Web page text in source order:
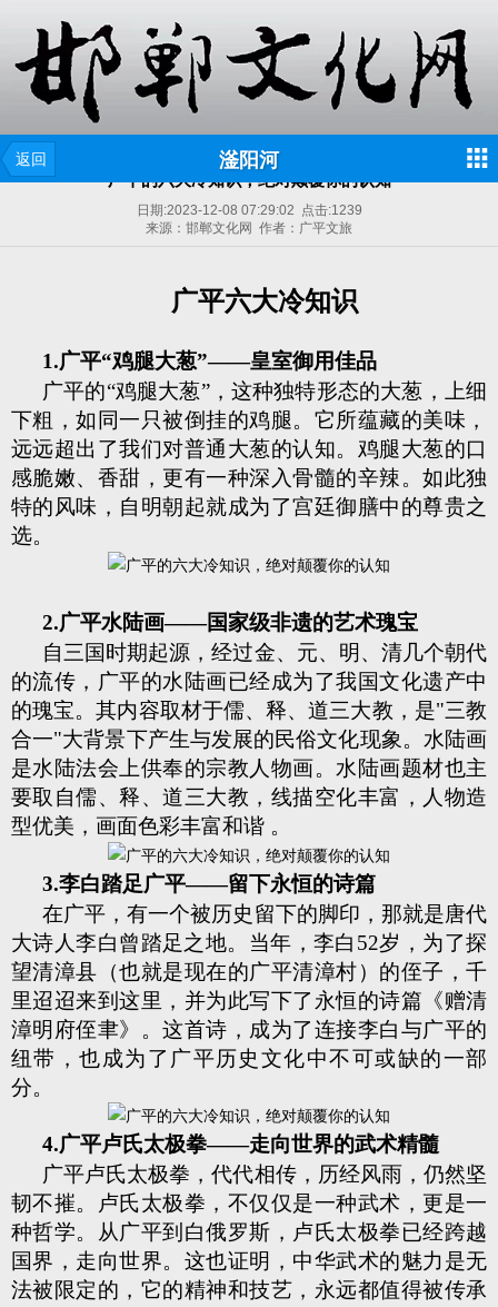
返回 滏阳河
广平的六大冷知识，绝对颠覆你的认知
日期:2023-12-08 07:29:02 点击:1239
来源：邯郸文化网 作者：广平文旅
广平六大冷知识
1.广平“鸡腿大葱”——皇室御用佳品
广平的“鸡腿大葱”，这种独特形态的大葱，上细
下粗，如同一只被倒挂的鸡腿。它所蕴藏的美味，
远远超出了我们对普通大葱的认知。鸡腿大葱的口
感脆嫩、香甜，更有一种深入骨髓的辛辣。如此独
特的风味，自明朝起就成为了宫廷御膳中的尊贵之
选。
2.广平水陆画——国家级非遗的艺术瑰宝
自三国时期起源，经过金、元、明、清几个朝代
的流传，广平的水陆画已经成为了我国文化遗产中
的瑰宝。其内容取材于儒、释、道三大教，是"三教
合一"大背景下产生与发展的民俗文化现象。水陆画
是水陆法会上供奉的宗教人物画。水陆画题材也主
要取自儒、释、道三大教，线描空化丰富，人物造
型优美，画面色彩丰富和谐 。
3.李白踏足广平——留下永恒的诗篇
在广平，有一个被历史留下的脚印，那就是唐代
大诗人李白曾踏足之地。当年，李白52岁，为了探
望清漳县（也就是现在的广平清漳村）的侄子，千
里迢迢来到这里，并为此写下了永恒的诗篇《赠清
漳明府侄聿》。这首诗，成为了连接李白与广平的
纽带，也成为了广平历史文化中不可或缺的一部
分。
4.广平卢氏太极拳——走向世界的武术精髓
广平卢氏太极拳，代代相传，历经风雨，仍然坚
韧不摧。卢氏太极拳，不仅仅是一种武术，更是一
种哲学。从广平到白俄罗斯，卢氏太极拳已经跨越
国界，走向世界。这也证明，中华武术的魅力是无
法被限定的，它的精神和技艺，永远都值得被传承